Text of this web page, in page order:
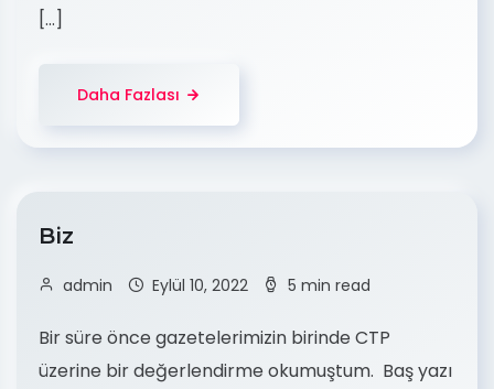
[…]
Daha Fazlası
Biz
admin Eylül 10, 2022 5 min read
Bir süre önce gazetelerimizin birinde CTP
üzerine bir değerlendirme okumuştum. Baş yazı